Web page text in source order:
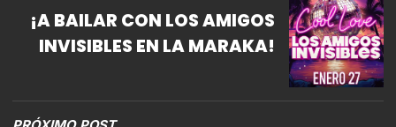
¡A BAILAR CON LOS AMIGOS
INVISIBLES EN LA MARAKA!